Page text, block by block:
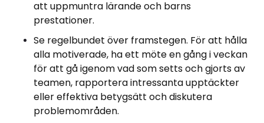
att uppmuntra lärande och barns
prestationer.
Se regelbundet över framstegen. För att hålla
alla motiverade, ha ett möte en gång i veckan
för att gå igenom vad som setts och gjorts av
teamen, rapportera intressanta upptäckter
eller effektiva betygsätt och diskutera
problemområden.